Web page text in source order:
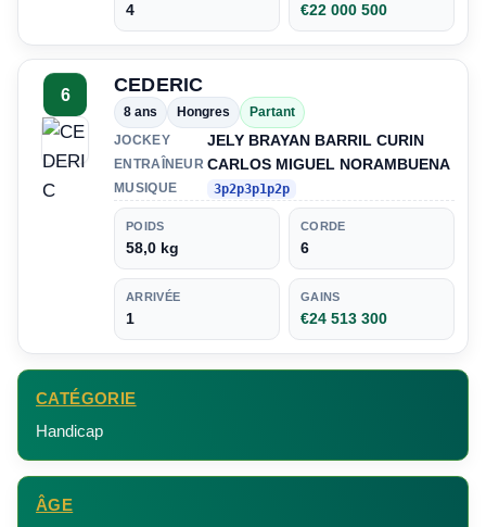
4 €22 000 500
6 CEDERIC
8 ans Hongres
Partant
JOCKEY
JELY BRAYAN BARRIL CURIN
ENTRAÎNEUR CARLOS MIGUEL NORAMBUENA
MUSIQUE 3p2p3p1p2p
POIDS
58,0 kg
CORDE
6
ARRIVÉE
1
GAINS
€24 513 300
CATÉGORIE
Handicap
ÂGE